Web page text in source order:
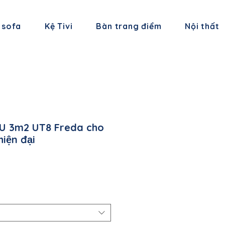
sofa Kệ Tivi Bàn trang điểm Nội thất
3m2 UT8 Freda cho
đại